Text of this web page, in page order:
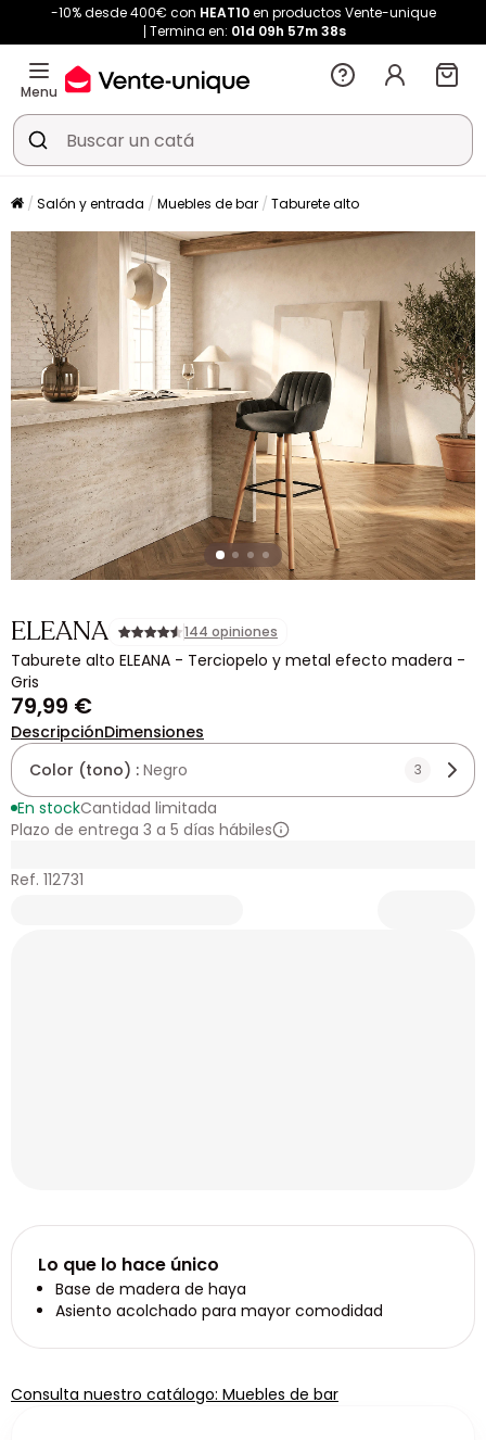
-10% desde 400€ con HEAT10en productos Vente-unique
Termina en: 01d 09h 57m38s
Menu
Salón y entrada Muebles de bar Taburete alto
ELEANA 144 opiniones
Taburete alto ELEANA - Terciopelo y metal efecto madera -
Gris
79,99 €
DescripciónDimensiones
Color (tono) : Negro 3
En stockCantidad limitada
Plazo de entrega 3 a 5 días hábiles
Ref. 112731
Lo que lo hace único
Base de madera de haya
Asiento acolchado para mayor comodidad
Consulta nuestro catálogo: Muebles de bar